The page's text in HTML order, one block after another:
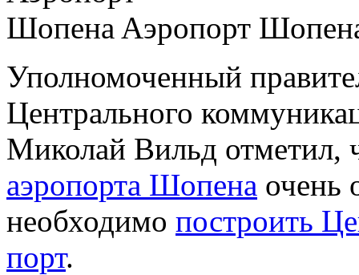
Аэропорт
Уполномоченный
Центрального
Миколай Вильд отметил,
аэропорта Шопена очень
необходимо построить
порт.